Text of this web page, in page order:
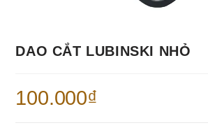
DAO CẮT LUBINSKI NHỎ
100.000₫